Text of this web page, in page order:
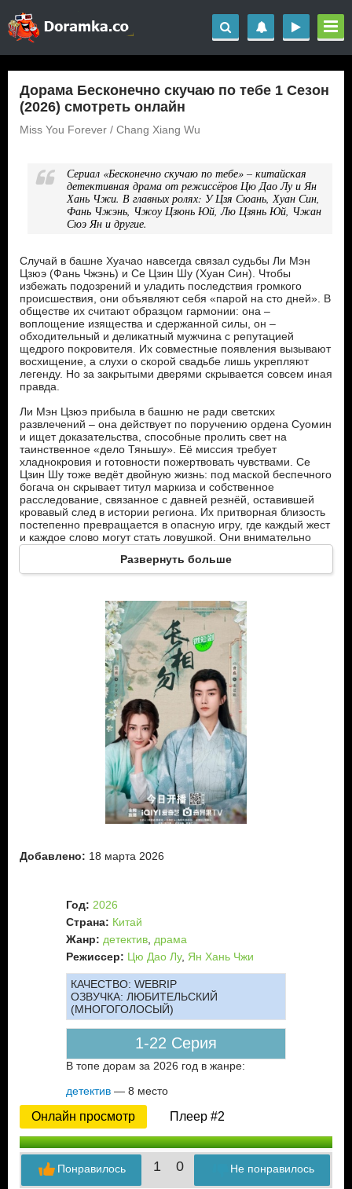
Дорама Бесконечно скучаю по тебе 1 Сезон
(2026) смотреть онлайн
Miss You Forever / Chang Xiang Wu
Сериал «Бесконечно скучаю по тебе» – китайская
детективная драма от режиссёров Цю Дао Лу и Ян
Хань Чжи. В главных ролях: У Цзя Сюань, Хуан Син,
Фань Чжэнь, Чжоу Цзюнь Юй, Лю Цзянь Юй, Чжан
Сюэ Ян и другие.
Случай в башне Хуачао навсегда связал судьбы Ли Мэн
Цзюэ (Фань Чжэнь) и Се Цзин Шу (Хуан Син). Чтобы
избежать подозрений и уладить последствия громкого
происшествия, они объявляют себя «парой на сто дней». В
обществе их считают образцом гармонии: она –
воплощение изящества и сдержанной силы, он –
обходительный и деликатный мужчина с репутацией
щедрого покровителя. Их совместные появления вызывают
восхищение, а слухи о скорой свадьбе лишь укрепляют
легенду. Но за закрытыми дверями скрывается совсем иная
правда.
Ли Мэн Цзюэ прибыла в башню не ради светских
развлечений – она действует по поручению ордена Суомин
и ищет доказательства, способные пролить свет на
таинственное «дело Тяньшу». Её миссия требует
хладнокровия и готовности пожертвовать чувствами. Се
Цзин Шу тоже ведёт двойную жизнь: под маской беспечного
богача он скрывает титул маркиза и собственное
расследование, связанное с давней резнёй, оставившей
кровавый след в истории региона. Их притворная близость
постепенно превращается в опасную игру, где каждый жест
и каждое слово могут стать ловушкой. Они внимательно
наблюдают друг за другом, пытаясь первыми раскрыть
истинные намерения партнёра. В одну из ненастных ночей
напряжение достигает предела и оба понимают, что
перестаёт быть иллюзией.
Развернуть больше
Добавлено: 18 марта 2026
Год: 2026
Страна: Китай
Жанр: детектив драма
Режиссер: Цю Дао Лу, Ян Хань Чжи
КАЧЕСТВО: WEBRIP
ОЗВУЧКА: ЛЮБИТЕЛЬСКИЙ
(МНОГОГОЛОСЫЙ)
1-22 Серия
В топе дорам за 2026 год в жанре:
детектив — 8 место
Онлайн просмотр Плеер #2
1 0 Не понравилось
Понравилось